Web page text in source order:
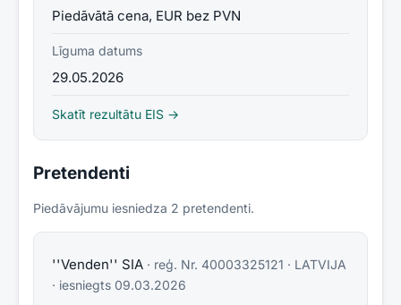
Piedāvātā cena, EUR bez PVN
Līguma datums
29.05.2026
Skatīt rezultātu EIS →
Pretendenti
Piedāvājumu iesniedza 2 pretendenti.
''Venden'' SIA · reģ. Nr. 40003325121 · LATVIJA
· iesniegts 09.03.2026